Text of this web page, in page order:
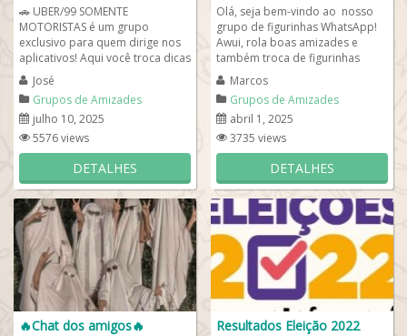
🚗 UBER/99 SOMENTE
MOTORISTAS é um grupo
exclusivo para quem dirige nos
aplicativos! Aqui você troca dicas
de corridas, segurança,
estratégias para...
José
Grupos de Amizades
julho 10, 2025
5576 views
DETALHES
Olá, seja bem-vindo ao nosso
grupo de figurinhas WhatsApp!
Awui, rola boas amizades e
também troca de figurinhas
engraçadas e evale compartilhar
com a...
Marcos
Grupos de Amizades
abril 1, 2025
3735 views
DETALHES
🔥Chat dos amigos🔥 Resultados Eleição 2022